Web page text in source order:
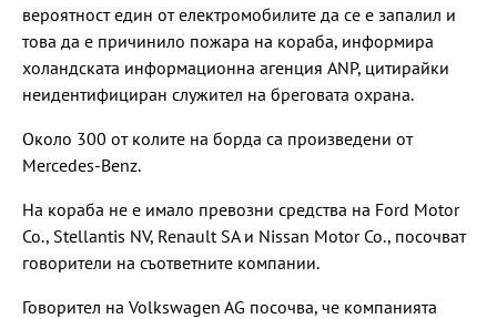
вероятност един от електромобилите да се е запалил и
това да е причинило пожара на кораба, информира
холандската информационна агенция ANP, цитирайки
неидентифициран служител на бреговата охрана.
Около 300 от колите на борда са произведени от
Mercedes-Benz.
На кораба не е имало превозни средства на Ford Motor
Co., Stellantis NV, Renault SA и Nissan Motor Co., посочват
говорители на съответните компании.
Говорител на Volkswagen AG посочва, че компанията